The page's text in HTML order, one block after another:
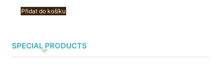
Přidat do košíku
SPECIAL PRODUCTS